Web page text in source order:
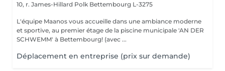
10, r. James-Hillard Polk Bettembourg L-3275
L'équipe Maanos vous accueille dans une ambiance moderne
et sportive, au premier étage de la piscine municipale 'AN DER
SCHWEMM' à Bettembourg! (avec ...
Déplacement en entreprise (prix sur demande)